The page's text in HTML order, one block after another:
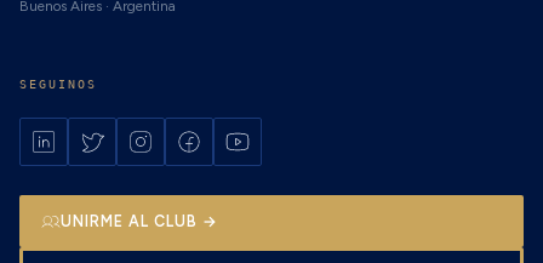
Buenos Aires · Argentina
SEGUINOS
UNIRME AL CLUB →